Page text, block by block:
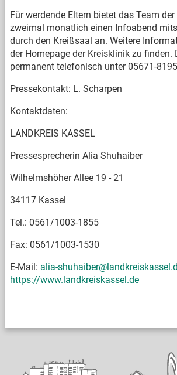
Für werdende Eltern bietet das Team
zweimal monatlich einen Infoabend
durch den Kreißsaal an. Weitere
der Homepage der Kreisklinik zu finden.
permanent telefonisch unter 05671-
Pressekontakt: L. Scharpen
Kontaktdaten:
LANDKREIS KASSEL
Pressesprecherin Alia Shuhaiber
Wilhelmshöher Allee 19 - 21
34117 Kassel
Tel.: 0561/1003-1855
Fax: 0561/1003-1530
E-Mail: alia-
https://www.landkreiskassel.de